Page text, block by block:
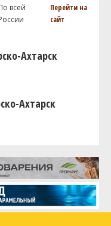
всей
Перейти на
сайт
Ахтарск
Ахтарск